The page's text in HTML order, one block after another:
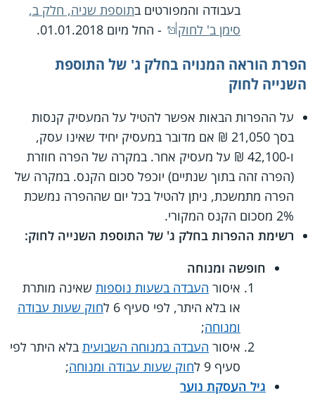
בעבודה והמפורטים בתוספת שניה, חלק ב,
סימן ב' לחוק
- החל מיום 01.01.2018.
הפרת הוראה המנויה בחלק ג' של התוספת
השנייה לחוק
על ההפרות הבאות אפשר להטיל על המעסיק קנסות
בסך 21,050 ₪ אם מדובר במעסיק יחיד שאינו עסק,
ו-42,100 ₪ על מעסיק אחר. במקרה של הפרה חוזרת
(הפרה זהה בתוך שנתיים) יוכפל סכום הקנס. במקרה של
הפרה מתמשכת, ניתן להטיל בכל יום שההפרה נמשכת
2% מסכום הקנס המקורי.
רשימת ההפרות בחלק ג' של התוספת השנייה לחוק:
חופשה ומנוחה
איסור העבדה בשעות נוספות שאינה מותרת
או בלא היתר, לפי סעיף 6 ל
חוק שעות עבודה
ומנוחה;
איסור העבדה במנוחה השבועית בלא היתר לפי
סעיף 9 ל
חוק שעות עבודה ומנוחה;
גיל העסקת נוער